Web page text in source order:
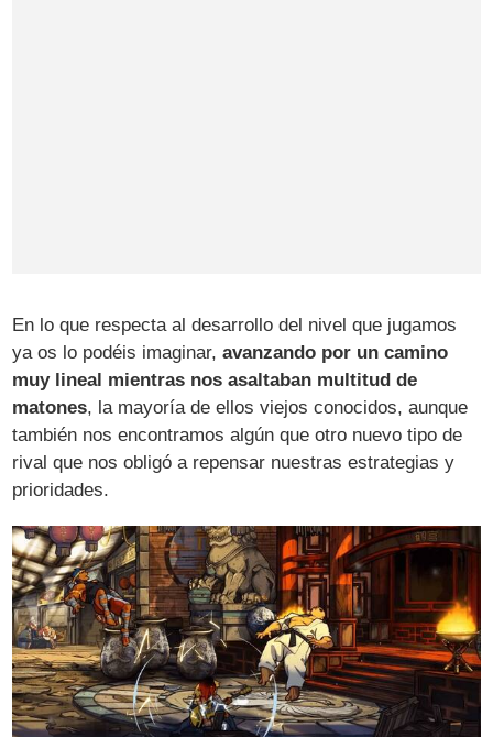
En lo que respecta al desarrollo del nivel que jugamos
ya os lo podéis imaginar,avanzando por un camino
muy lineal mientras nos asaltaban multitud de
matones, la mayoría de ellos viejos conocidos, aunque
también nos encontramos algún que otro nuevo tipo de
rival que nos obligó a repensar nuestras estrategias y
prioridades.